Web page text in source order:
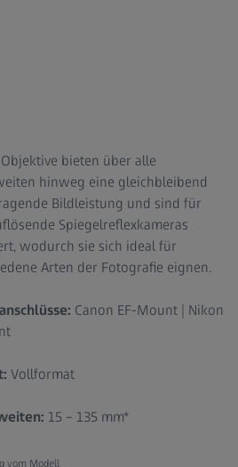
bieten über alle
hinweg eine gleichbleibend
Bildleistung und sind für
Spiegelreflexkameras
wodurch sie sich ideal für
Arten der Fotografie eignen.
Canon EF-Mount | Nikon
Vollformat
15 – 135 mm*
vom Modell